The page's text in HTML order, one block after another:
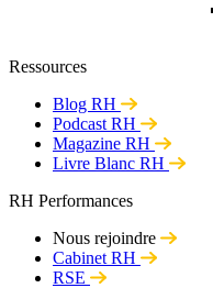
Ressources
Blog RH
Podcast RH
Magazine RH
Livre Blanc RH
RH Performances
Nous rejoindre
Cabinet RH
RSE